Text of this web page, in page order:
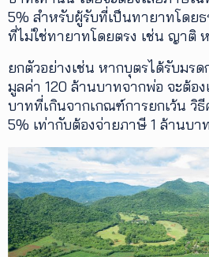
5% สำหรับผู้รับที่เป็นทายาทโดย
ที่ไม่ใช่ทายาทโดยตรง เช่น ญาติ
ยกตัวอย่างเช่น หากบุตรได้รับมร
มูลค่า 120 ล้านบาทจากพ่อ จะต้อ
บาทที่เกินจากเกณฑ์การยกเว้น วิ
5% เท่ากับต้องจ่ายภาษี 1 ล้านบาท